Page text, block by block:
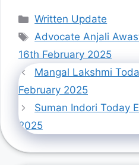
Categories
Written Update
Tags
Advocate Anjali
16th February 2025
Mangal Lakshmi
February 2025
Suman Indori Today
2025